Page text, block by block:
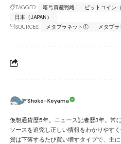
TAGGED: 暗号資産戦略 ビットコイン
日本（JAPAN）
SOURCES:
メタプラネット① メタプ
Shoko-Koyama
仮想通貨歴5年。ニュース記者歴3年。常
ソースを追究し正しい情報をわかりやす
貨は下落するたび買い増すタイプで、主